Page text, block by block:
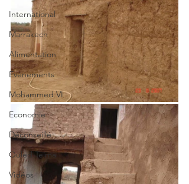
International
Marrakech
Alimentation
Evénements
Mohammed VI
Economie
Déconseillé
Ouled Teima
Vidéos